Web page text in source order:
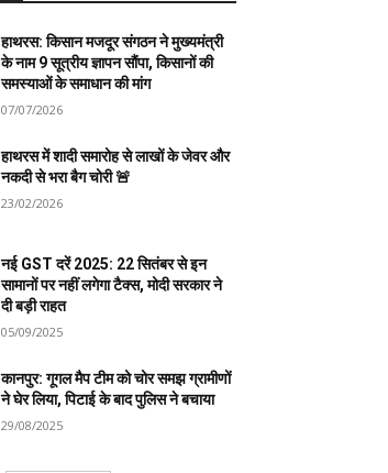
हाथरस: किसान मजदूर संगठन ने मुख्यमंत्री
के नाम 9 सूत्रीय ज्ञापन सौंपा, किसानों की
समस्याओं के समाधान की मांग
07/07/2026
हाथरस में शादी समारोह से लाखों के जेवर और
नकदी से भरा बैग चोरी 🚨
23/02/2026
नई GST दरें 2025: 22 सितंबर से इन
सामानों पर नहीं लगेगा टैक्स, मोदी सरकार ने
दी बड़ी राहत
05/09/2025
कानपुर: गूगल मैप टीम को चोर समझ ग्रामीणों
ने घेर लिया, पिटाई के बाद पुलिस ने बचाया
29/08/2025